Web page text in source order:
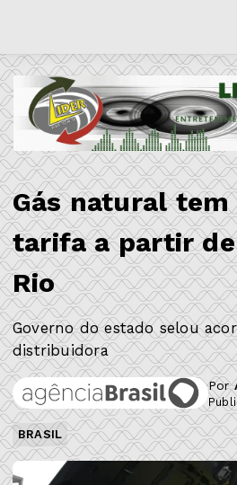
Gás natural
tarifa a partir
Rio
Governo do estado selou
distribuidora
Por
BRASIL